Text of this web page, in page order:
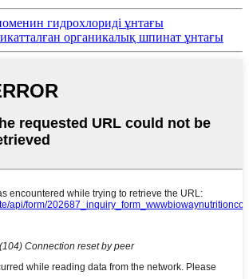
гидрохлориді ұнтағы
органикалық шпинат ұнтағы